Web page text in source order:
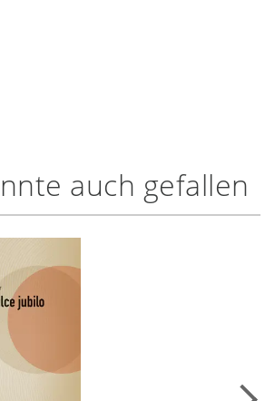
auch gefallen